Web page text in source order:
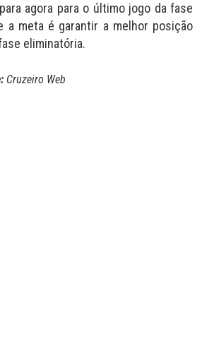
agora para o último jogo da fase
a meta é garantir a melhor posição
eliminatória.
Cruzeiro Web